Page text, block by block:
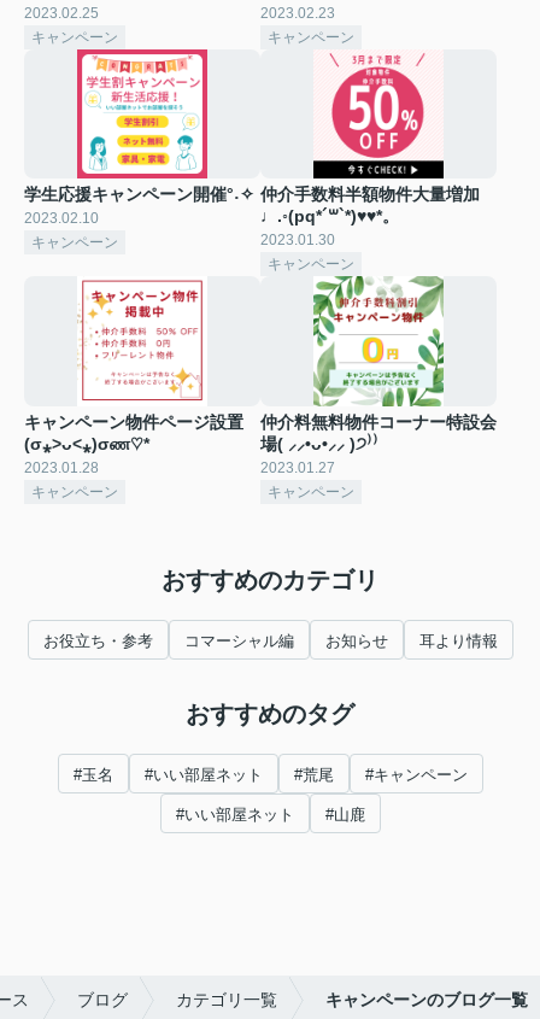
2023.02.25
キャンペーン
2023.02.23
キャンペーン
学生応援キャンペーン開催°˖✧
2023.02.10
キャンペーン
仲介手数料半額物件大量増加
♩.◦(pq*´꒳`*)♥♥*。
2023.01.30
キャンペーン
キャンペーン物件ページ設置
(σ⁎˃ᴗ˂⁎)σண♡*
2023.01.28
キャンペーン
仲介料無料物件コーナー特設会
場( ⸝⸝•ᴗ•⸝⸝ )੭⁾⁾
2023.01.27
キャンペーン
おすすめのカテゴリ
お役立ち・参考 コマーシャル編 お知らせ 耳より情報
おすすめのタグ
#玉名 #いい部屋ネット #荒尾 #キャンペーン
#いい部屋ネット #山鹿
ス ブログ カテゴリ一覧 キャンペーンのブログ一覧